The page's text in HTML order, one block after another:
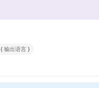
{ 输出语言 }